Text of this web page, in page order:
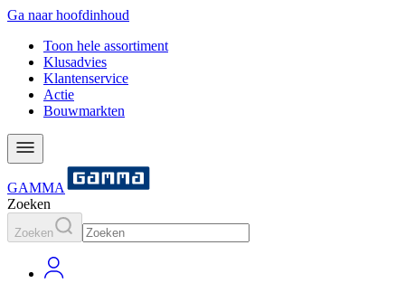
Ga naar hoofdinhoud
Toon hele assortiment
Klusadvies
Klantenservice
Actie
Bouwmarkten
GAMMA
Zoeken
Zoeken